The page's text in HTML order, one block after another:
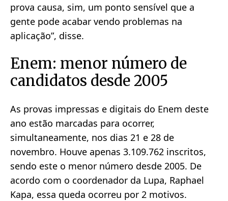
prova causa, sim, um ponto sensível que a
gente pode acabar vendo problemas na
aplicação”, disse.
Enem: menor número de
candidatos desde 2005
As provas impressas e digitais do Enem deste
ano estão marcadas para ocorrer,
simultaneamente, nos dias 21 e 28 de
novembro. Houve apenas 3.109.762 inscritos,
sendo este o menor número desde 2005. De
acordo com o coordenador da Lupa, Raphael
Kapa, essa queda ocorreu por 2 motivos.